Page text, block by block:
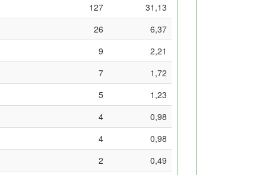
127
31,13
26
6,37
9
2,21
7
1,72
5
1,23
4
0,98
4
0,98
2
0,49